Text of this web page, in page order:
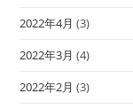
2022年4月 (3)
2022年3月 (4)
2022年2月 (3)